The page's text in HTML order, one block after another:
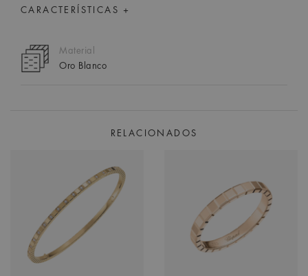
CARACTERÍSTICAS +
Material
Oro Blanco
RELACIONADOS